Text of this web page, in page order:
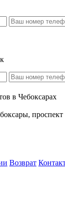
в Чебоксарах
Возврат